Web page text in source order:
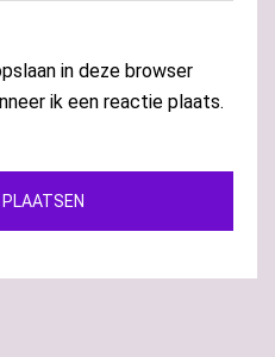
in deze browser
ik een reactie plaats.